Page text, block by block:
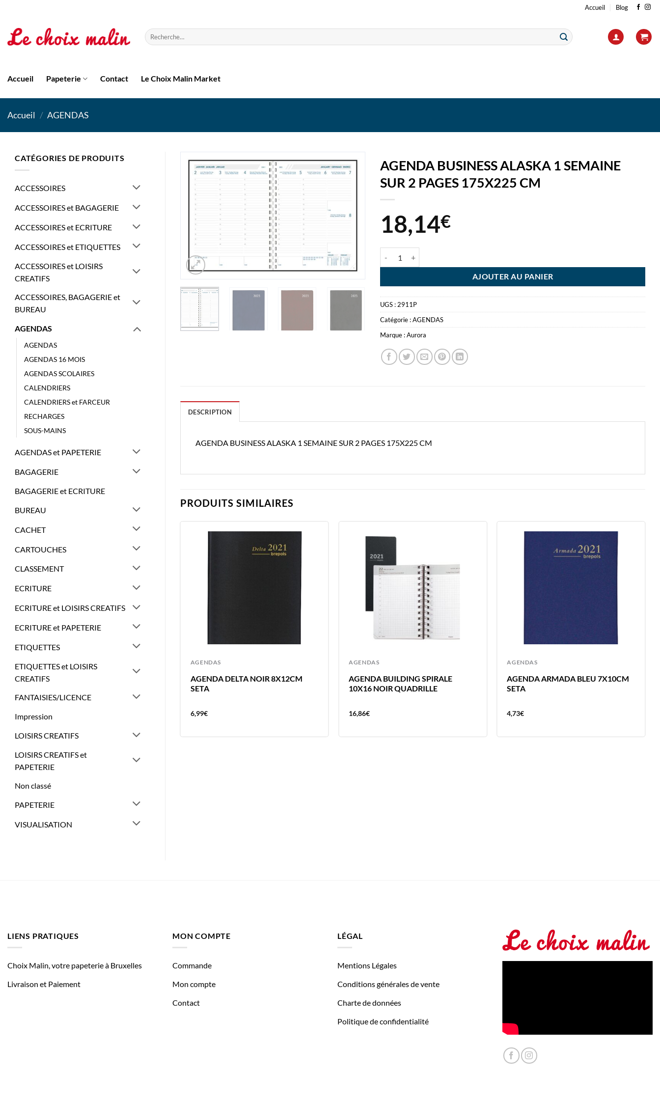
contenu
Accueil Blog
Recherche
pour :
Accueil Papeterie Contact Le Choix Malin Market
Accueil / AGENDAS
CATÉGORIES DE PRODUITS
ACCESSOIRES
ACCESSOIRES et BAGAGERIE
ACCESSOIRES et ECRITURE
ACCESSOIRES et ETIQUETTES
ACCESSOIRES et LOISIRS
CREATIFS
ACCESSOIRES, BAGAGERIE et
BUREAU
AGENDAS
AGENDAS
AGENDAS 16 MOIS
AGENDAS SCOLAIRES
CALENDRIERS
CALENDRIERS et FARCEUR
RECHARGES
SOUS-MAINS
AGENDAS et PAPETERIE
BAGAGERIE
BAGAGERIE et ECRITURE
BUREAU
CACHET
CARTOUCHES
CLASSEMENT
ECRITURE
ECRITURE et LOISIRS CREATIFS
ECRITURE et PAPETERIE
ETIQUETTES
ETIQUETTES et LOISIRS
CREATIFS
FANTAISIES/LICENCE
Impression
LOISIRS CREATIFS
LOISIRS CREATIFS et
PAPETERIE
Non classé
PAPETERIE
VISUALISATION
AGENDA BUSINESS ALASKA 1 SEMAINE
SUR 2 PAGES 175X225 CM
18,14€
AJOUTER AU PANIER
UGS : 2911P
Catégorie :AGENDAS
Marque :Aurora
DESCRIPTION
AGENDA BUSINESS ALASKA 1 SEMAINE SUR 2 PAGES 175X225 CM
PRODUITS SIMILAIRES
AGENDAS
AGENDA DELTA NOIR 8X12CM
SETA
6,99€
AGENDAS
AGENDA BUILDING SPIRALE
10X16 NOIR QUADRILLE
16,86€
AGENDAS
AGENDA ARMADA BLEU 7X10CM
SETA
4,73€
BREFAX 17 – RECHARGE
16,56
LIENS PRATIQUES
Choix Malin, votre papeterie à Bruxelles
Livraison et Paiement
MON COMPTE
Commande
Mon compte
Contact
LÉGAL
Mentions Légales
Conditions générales de vente
Charte de données
Politique de confidentialité